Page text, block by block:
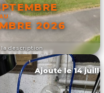
la description
2026
Ajouté le 14